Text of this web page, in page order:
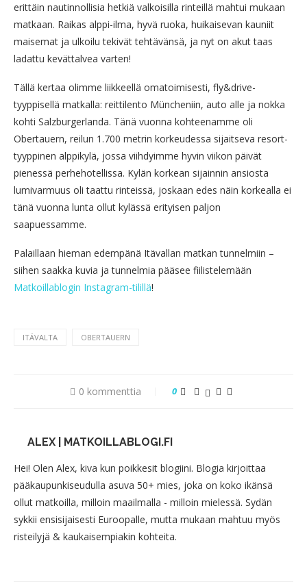
erittäin nautinnollisia hetkiä valkoisilla rinteillä mahtui mukaan
matkaan. Raikas alppi-ilma, hyvä ruoka, huikaisevan kauniit
maisemat ja ulkoilu tekivät tehtävänsä, ja nyt on akut taas
ladattu kevättalvea varten!
Tällä kertaa olimme liikkeellä omatoimisesti, fly&drive-
tyyppisellä matkalla: reittilento Müncheniin, auto alle ja nokka
kohti Salzburgerlanda. Tänä vuonna kohteenamme oli
Obertauern, reilun 1.700 metrin korkeudessa sijaitseva resort-
tyyppinen alppikylä, jossa viihdyimme hyvin viikon päivät
pienessä perhehotellissa. Kylän korkean sijainnin ansiosta
lumivarmuus oli taattu rinteissä, joskaan edes näin korkealla ei
tänä vuonna lunta ollut kylässä erityisen paljon
saapuessamme.
Palaillaan hieman edempänä Itävallan matkan tunnelmiin –
siihen saakka kuvia ja tunnelmia pääsee fiilistelemään
Matkoillablogin Instagram-tilillä!
ITÄVALTA OBERTAUERN
0 kommenttia 0
ALEX | MATKOILLABLOGI.FI
Hei! Olen Alex, kiva kun poikkesit blogiini. Blogia kirjoittaa
pääkaupunkiseudulla asuva 50+ mies, joka on koko ikänsä
ollut matkoilla, milloin maailmalla - milloin mielessä. Sydän
sykkii ensisijaisesti Euroopalle, mutta mukaan mahtuu myös
risteilyjä & kaukaisempiakin kohteita.